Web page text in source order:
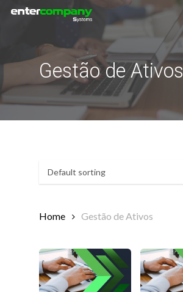
Skip
content
Gestão de Ativos
Home Gestão de Ativos